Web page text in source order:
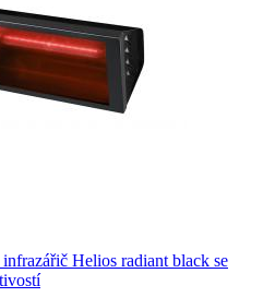
Helios radiant black se